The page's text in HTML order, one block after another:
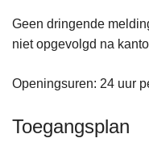
Geen dringende
niet opgevolgd na
Openingsuren: 24 uur
Toegangsplan